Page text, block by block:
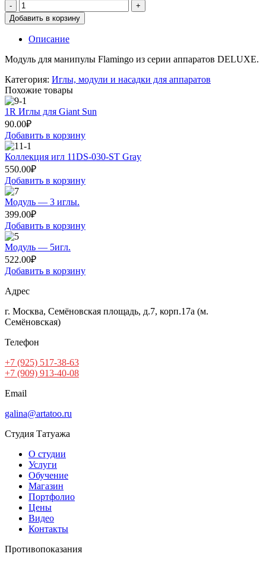
Добавить в корзину
Описание
Модуль для манипулы Flamingo из серии аппаратов DELUXE.
Категория: Иглы, модули и насадки для аппаратов
Похожие товары
1R Иглы для Giant Sun
90.00₽
Добавить в корзину
Коллекция игл 11DS-030-ST Gray
550.00₽
Добавить в корзину
Модуль — 3 иглы.
399.00₽
Добавить в корзину
Модуль — 5игл.
522.00₽
Добавить в корзину
Адрес
г. Москва, Семёновская площадь, д.7, корп.17а (м.
Семёновская)
Телефон
+7 (925) 517-38-63
+7 (909) 913-40-08
Email
galina@artatoo.ru
Студия Татуажа
О студии
Услуги
Обучение
Магазин
Портфолио
Цены
Видео
Контакты
Противопоказания